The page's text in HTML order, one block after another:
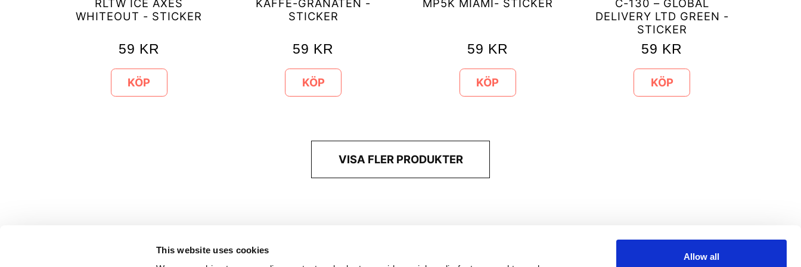
This website uses cookies
Allow all
RLTW ICE AXES
WHITEOUT - STICKER
59 KR
KÖP
KAFFE-GRANATEN -
STICKER
59 KR
KÖP
MP5K MIAMI- STICKER
59 KR
KÖP
C-130 – GLOBAL
DELIVERY LTD GREEN -
STICKER
59 KR
KÖP
VISA FLER PRODUKTER